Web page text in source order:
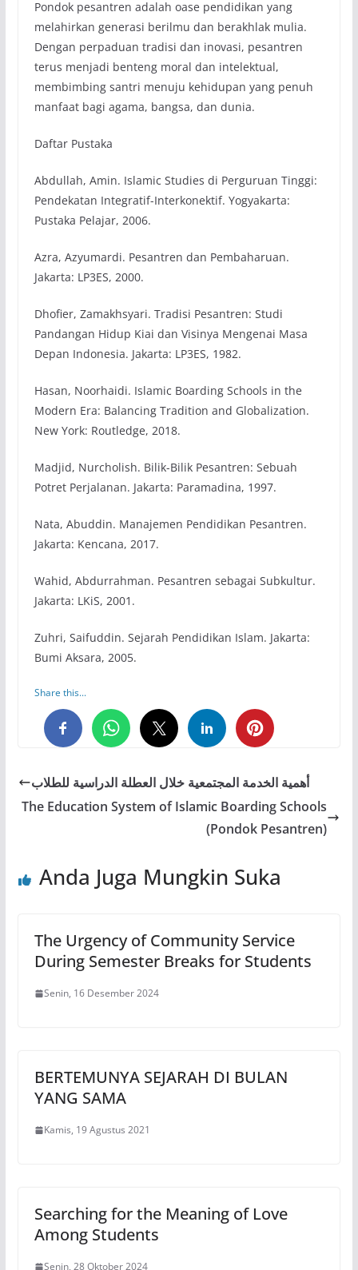
Pondok pesantren adalah oase pendidikan yang
melahirkan generasi berilmu dan berakhlak mulia.
Dengan perpaduan tradisi dan inovasi, pesantren
terus menjadi benteng moral dan intelektual,
membimbing santri menuju kehidupan yang penuh
manfaat bagi agama, bangsa, dan dunia.
Daftar Pustaka
Abdullah, Amin. Islamic Studies di Perguruan Tinggi:
Pendekatan Integratif-Interkonektif. Yogyakarta:
Pustaka Pelajar, 2006.
Azra, Azyumardi. Pesantren dan Pembaharuan.
Jakarta: LP3ES, 2000.
Dhofier, Zamakhsyari. Tradisi Pesantren: Studi
Pandangan Hidup Kiai dan Visinya Mengenai Masa
Depan Indonesia. Jakarta: LP3ES, 1982.
Hasan, Noorhaidi. Islamic Boarding Schools in the
Modern Era: Balancing Tradition and Globalization.
New York: Routledge, 2018.
Madjid, Nurcholish. Bilik-Bilik Pesantren: Sebuah
Potret Perjalanan. Jakarta: Paramadina, 1997.
Nata, Abuddin. Manajemen Pendidikan Pesantren.
Jakarta: Kencana, 2017.
Wahid, Abdurrahman. Pesantren sebagai Subkultur.
Jakarta: LKiS, 2001.
Zuhri, Saifuddin. Sejarah Pendidikan Islam. Jakarta:
Bumi Aksara, 2005.
Share this...
أهمية الخدمة المجتمعية خلال العطلة الدراسية للطلاب
The Education System of Islamic Boarding Schools
(Pondok Pesantren)
Anda Juga Mungkin Suka
The Urgency of Community Service
During Semester Breaks for Students
Senin, 16 Desember 2024
BERTEMUNYA SEJARAH DI BULAN
YANG SAMA
Kamis, 19 Agustus 2021
Searching for the Meaning of Love
Among Students
Senin, 28 Oktober 2024